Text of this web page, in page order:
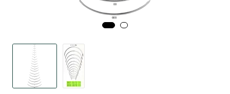
Vetnordic
Gammalt nytt